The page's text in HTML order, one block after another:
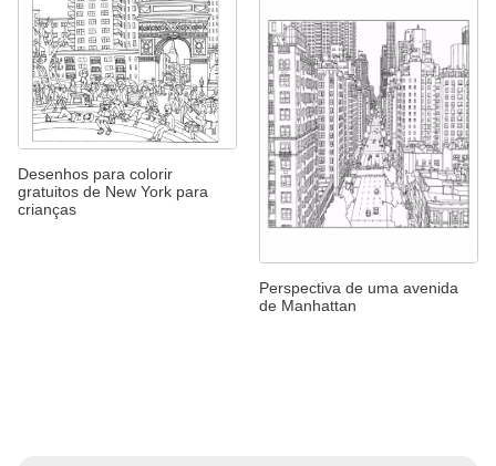
Desenhos para colorir
gratuitos de New York para
crianças
Perspectiva de uma avenida
de Manhattan